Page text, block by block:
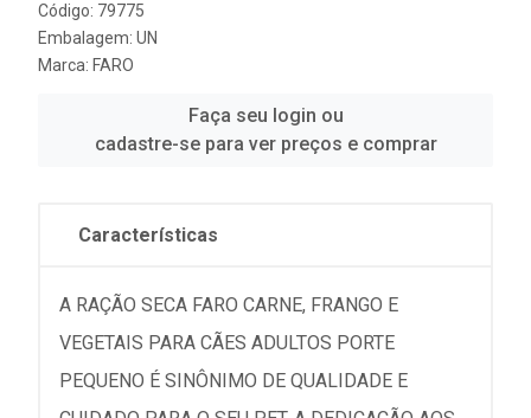
Código: 79775
Embalagem: UN
Marca: FARO
Faça seu login ou
cadastre-se para ver preços e comprar
Características
A RAÇÃO SECA FARO CARNE, FRANGO E
VEGETAIS PARA CÃES ADULTOS PORTE
PEQUENO É SINÔNIMO DE QUALIDADE E